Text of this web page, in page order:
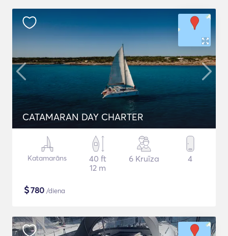
CATAMARAN DAY CHARTER
Katamarāns
40 ft
12 m
6 Kruīza 4
$780 /diena